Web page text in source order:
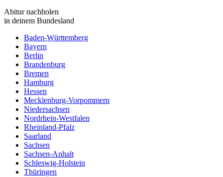
Abitur nachholen
in deinem Bundesland
Baden-Württemberg
Bayern
Berlin
Brandenburg
Bremen
Hamburg
Hessen
Mecklenburg-Vorpommern
Niedersachsen
Nordrhein-Westfalen
Rheinland-Pfalz
Saarland
Sachsen
Sachsen-Anhalt
Schleswig-Holstein
Thüringen